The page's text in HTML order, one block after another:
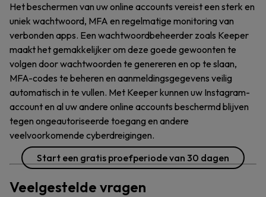
Het beschermen van uw online accounts vereist een sterk en
uniek wachtwoord, MFA en regelmatige monitoring van
verbonden apps. Een wachtwoordbeheerder zoals Keeper
maakt het gemakkelijker om deze goede gewoonten te
volgen door wachtwoorden te genereren en op te slaan,
MFA-codes te beheren en aanmeldingsgegevens veilig
automatisch in te vullen. Met Keeper kunnen uw Instagram-
account en al uw andere online accounts beschermd blijven
tegen ongeautoriseerde toegang en andere
veelvoorkomende cyberdreigingen.
Start een gratis proefperiode van 30 dagen
Veelgestelde vragen